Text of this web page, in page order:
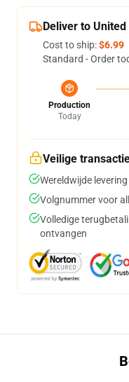
Deliver to
Cost to ship:$6.99
Standard - Order
Production
Today
Veilige
Wereldwijde
Volgnummer voor
Volledige
ontvangen